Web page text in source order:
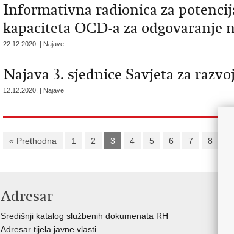
Informativna radionica za
kapaciteta OCD-a za odgovaranje
22.12.2020. | Najave
Najava 3. sjednice Savjeta za
12.12.2020. | Najave
« Prethodna 1 2 3 4 5 6 7 8
Adresar
Središnji katalog službenih dokumenata RH
Adresar tijela javne vlasti